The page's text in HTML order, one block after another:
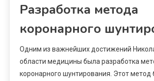
Разработка метода
коронарного
Одним из важнейших достижений
области медицины была разработка
коронарного шунтирования. Этот метод